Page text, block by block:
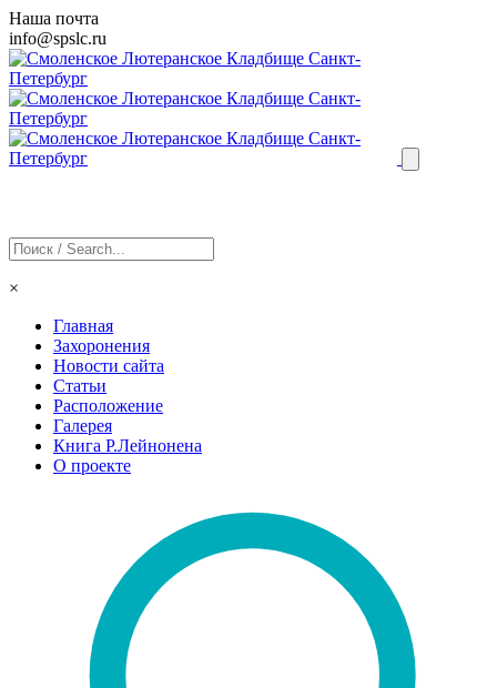
Наша почта
info@spslc.ru
×
Главная
Захоронения
Новости сайта
Статьи
Расположение
Галерея
Книга Р.Лейнонена
О проекте